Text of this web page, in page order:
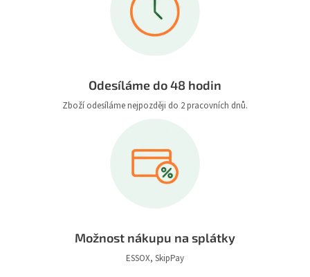
Odesíláme do 48 hodin
Zboží odesíláme nejpozději do 2 pracovních dnů.
Možnost nákupu na splátky
ESSOX, SkipPay